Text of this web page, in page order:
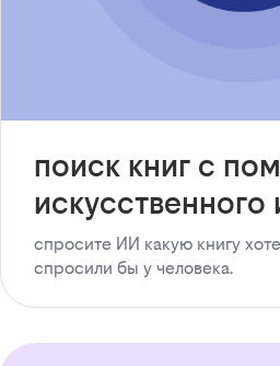
поиск книг с
искусственного
спросите ИИ какую книгу
спросили бы у человека.